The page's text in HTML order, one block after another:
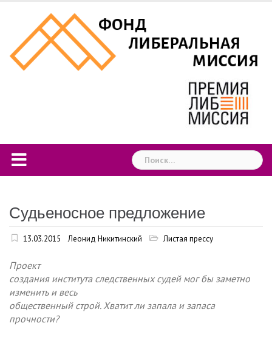
content
Найти:
Судьеносное предложение
13.03.2015 Леонид Никитинский Листая прессу
Проект
создания института следственных судей мог бы заметно
изменить и весь
общественный строй. Хватит ли запала и запаса
прочности?